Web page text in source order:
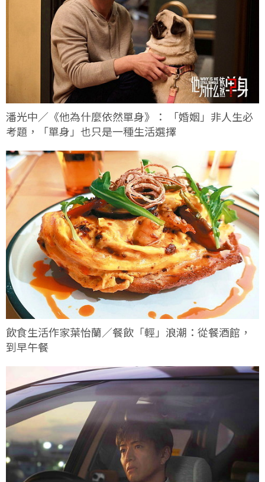
潘光中／《他為什麼依然單身》： 「婚姻」非人生必
考題，「單身」也只是一種生活選擇
飲食生活作家葉怡蘭／餐飲「輕」浪潮：從餐酒館，
到早午餐